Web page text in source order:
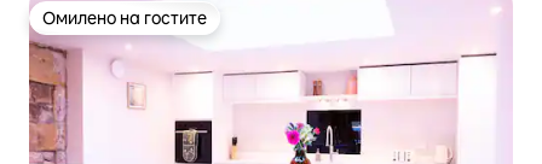
Омилено на гостите
Омилено на гостите